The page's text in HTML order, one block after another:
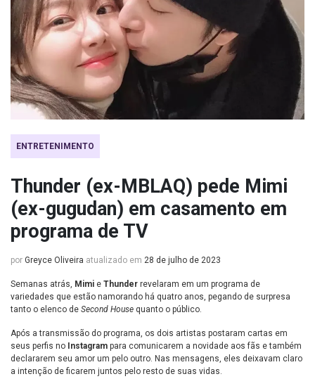
ENTRETENIMENTO
Thunder (ex-MBLAQ) pede Mimi
(ex-gugudan) em casamento em
programa de TV
por Greyce Oliveira atualizado em 28 de julho de 2023
Semanas atrás, Mimi e Thunder revelaram em um programa de
variedades que estão namorando há quatro anos, pegando de surpresa
tanto o elenco de Second House quanto o público.
Após a transmissão do programa, os dois artistas postaram cartas em
seus perfis no Instagram para comunicarem a novidade aos fãs e também
declararem seu amor um pelo outro. Nas mensagens, eles deixavam claro
a intenção de ficarem juntos pelo resto de suas vidas.